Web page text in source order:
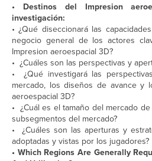
• Destinos del Impresion
investigación:
• ¿Qué diseccionará las
negocio general de los actores
Impresion aeroespacial 3D?
• ¿Cuáles son las perspectivas y
• ¿Qué investigará las
mercado, los diseños de avance y
aeroespacial 3D?
• ¿Cuál es el tamaño del mercado
subsegmentos del mercado?
• ¿Cuáles son las aperturas y
adoptadas y vistas por los jugadores?
• Which Regions Are Generally